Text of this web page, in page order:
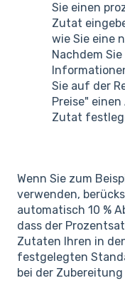
Sie einen
Zutat
wie Sie eine
Nachdem
Sie auf der
Preise"
Zutat
Wenn Sie zum
verwenden,
automatisch 10 %
dass der
Zutaten Ihren in
festgelegten
bei der